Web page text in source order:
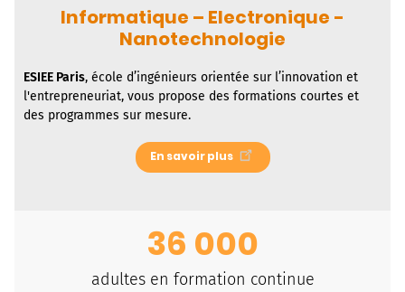
Informatique – Electronique -
Nanotechnologie
ESIEE Paris, école d’ingénieurs orientée sur l’innovation et
l'entrepreneuriat, vous propose des formations courtes et
des programmes sur mesure.
En savoir plus
36 000
adultes en formation continue